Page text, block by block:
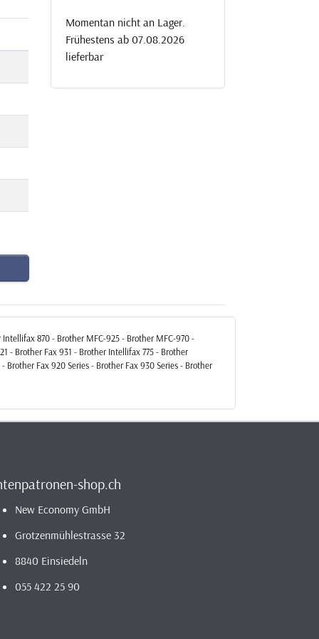
Momentan nicht an Lager.
Frühestens ab 07.08.2026
lieferbar
870 - Brother MFC-925 - Brother MFC-970 -
- Brother Fax 931 - Brother Intellifax 775 - Brother
Brother Fax 920 Series - Brother Fax 930 Series - Brother
shop.ch
New Economy GmbH
Grotzenmühlestrasse 32
8840 Einsiedeln
055 422 25 90